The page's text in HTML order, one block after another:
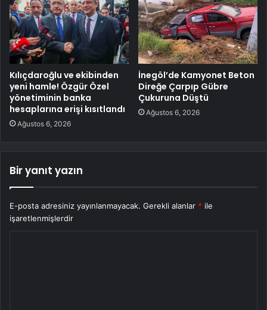
Kılıçdaroğlu ve ekibinden
yeni hamle! Özgür Özel
yönetiminin banka
hesaplarına erişi kısıtlandı
Ağustos 6, 2026
İnegöl’de Kamyonet Beton
Direğe Çarpıp Gübre
Çukuruna Düştü
Ağustos 6, 2026
Bir yanıt yazın
E-posta adresiniz yayınlanmayacak. Gerekli alanlar * ile
işaretlenmişlerdir